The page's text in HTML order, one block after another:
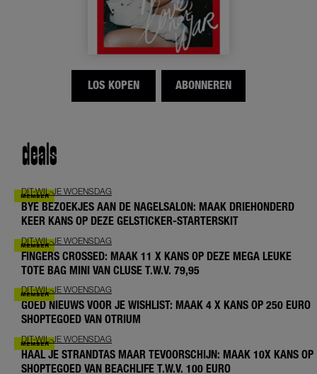
LOS KOPEN ABONNEREN
deals
DIT-WIL-JE WOENSDAG
BYE BEZOEKJES AAN DE NAGELSALON: MAAK DRIEHONDERD
KEER KANS OP DEZE GELSTICKER-STARTERSKIT
DIT-WIL-JE WOENSDAG
FINGERS CROSSED: MAAK 11 X KANS OP DEZE MEGA LEUKE
TOTE BAG MINI VAN CLUSE T.W.V. 79,95
DIT-WIL-JE WOENSDAG
GOED NIEUWS VOOR JE WISHLIST: MAAK 4 X KANS OP 250 EURO
SHOPTEGOED VAN OTRIUM
DIT-WIL-JE WOENSDAG
HAAL JE STRANDTAS MAAR TEVOORSCHIJN: MAAK 10X KANS OP
SHOPTEGOED VAN BEACHLIFE T.W.V. 100 EURO